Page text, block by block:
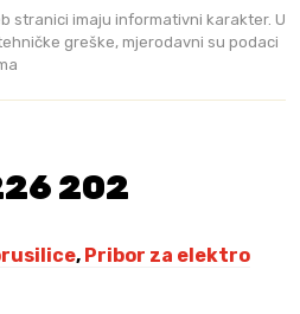
stranici imaju informativni karakter. U
greške, mjerodavni su podaci
202
, Pribor za elektro